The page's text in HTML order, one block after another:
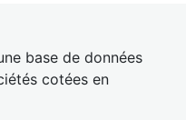
base de données
cotées en